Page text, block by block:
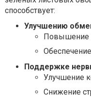
способствует:
Улучшению
Повышение
Поддержке
Улучшение
Снижение